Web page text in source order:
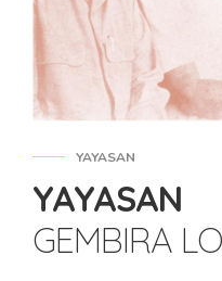
YAYASAN
YAYASAN
GEMBIRA